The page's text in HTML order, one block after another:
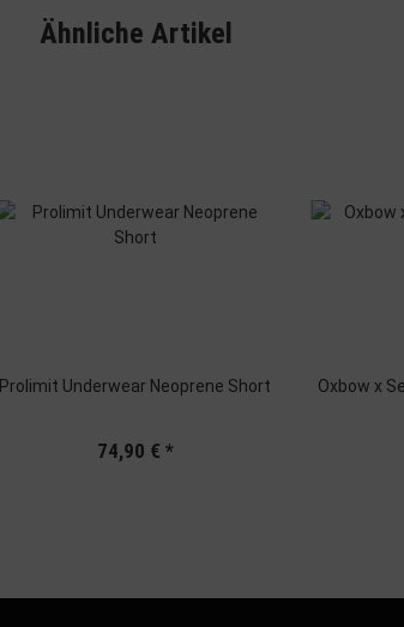
Ähnliche Artikel
Prolimit Underwear Neoprene Short
74,90 € *
Oxbow x